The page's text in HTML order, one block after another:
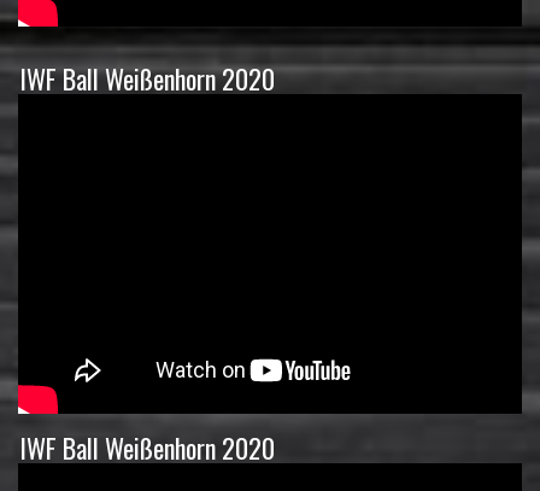
IWF Ball Weißenhorn 2020
IWF Ball Weißenhorn 2020